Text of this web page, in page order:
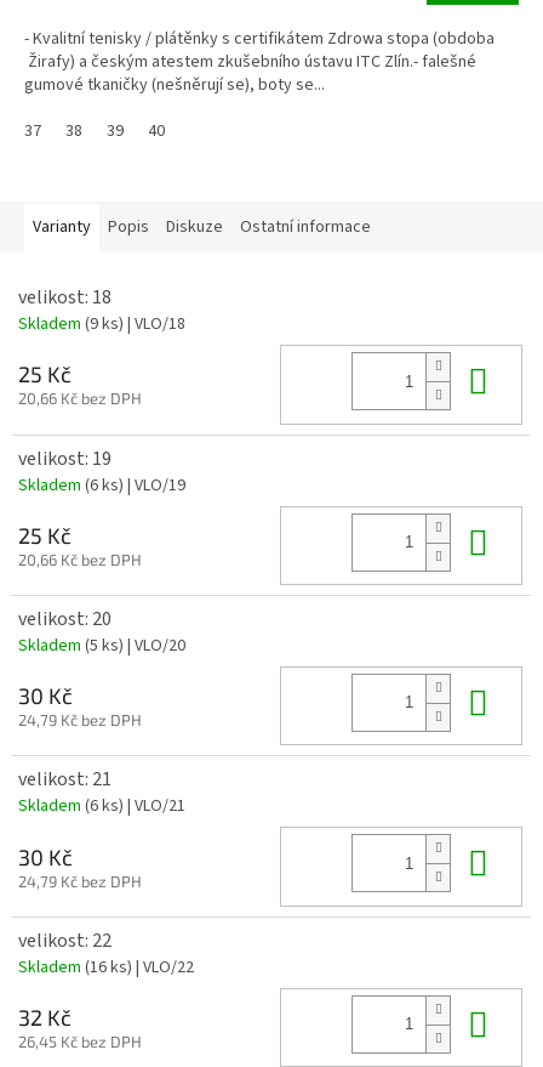
- Kvalitní tenisky / plátěnky s certifikátem Zdrowa stopa (obdoba
Žirafy) a českým atestem zkušebního ústavu ITC Zlín.- falešné
gumové tkaničky (nešněrují se), boty se...
37
38 39 40
Varianty Popis Diskuze Ostatní informace
velikost: 18
Skladem (9 ks) | VLO/18
25 Kč
20,66 Kč bez DPH
velikost: 19
Skladem (6 ks) | VLO/19
25 Kč
20,66 Kč bez DPH
velikost: 20
Skladem (5 ks) | VLO/20
30 Kč
24,79 Kč bez DPH
velikost: 21
Skladem (6 ks) | VLO/21
30 Kč
24,79 Kč bez DPH
velikost: 22
Skladem (16 ks) | VLO/22
32 Kč
26,45 Kč bez DPH